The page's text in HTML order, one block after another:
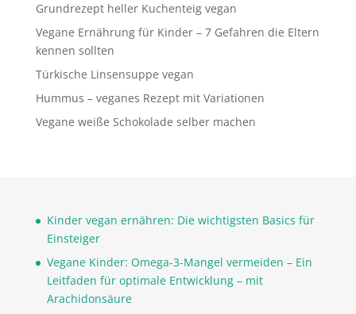
Grundrezept heller Kuchenteig vegan
Vegane Ernährung für Kinder – 7 Gefahren die Eltern
kennen sollten
Türkische Linsensuppe vegan
Hummus – veganes Rezept mit Variationen
Vegane weiße Schokolade selber machen
Kinder vegan ernähren: Die wichtigsten Basics für
Einsteiger
Vegane Kinder: Omega-3-Mangel vermeiden – Ein
Leitfaden für optimale Entwicklung – mit
Arachidonsäure